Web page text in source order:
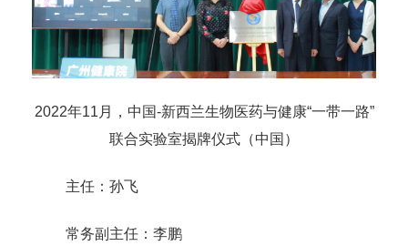
2022年11月，中国-新西兰生物医药与健康“一带一路”
联合实验室揭牌仪式（中国）
主任：孙飞
常务副主任：李鹏